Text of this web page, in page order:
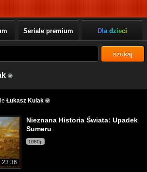
Seriale premium Dla dzieci
szukaj
Łukasz Kulak
23:36
Nieznana Historia Świata: Upadek
Sumeru
1080p